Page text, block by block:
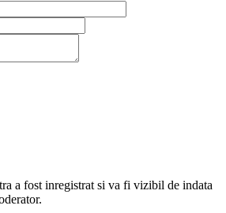
a fost inregistrat si va fi vizibil de indata